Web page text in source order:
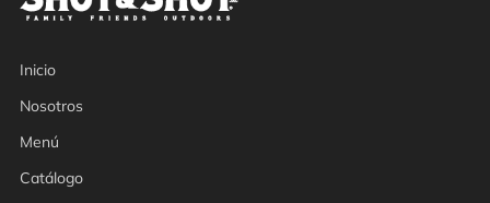
Inicio
Nosotros
Menú
Catálogo